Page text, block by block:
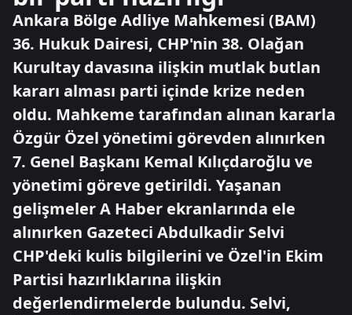
Ankara Bölge Adliye Mahkemesi (BAM)
36. Hukuk Dairesi, CHP'nin 38. Olağan
Kurultay davasına ilişkin mutlak butlan
kararı alması parti içinde krize neden
oldu. Mahkeme tarafından alınan kararla
Özgür Özel yönetimi görevden alınırken
7. Genel Başkanı Kemal Kılıçdaroğlu ve
yönetimi göreve getirildi. Yaşanan
gelişmeler A Haber ekranlarında ele
alınırken Gazeteci Abdulkadir Selvi
CHP'deki kulis bilgilerini ve Özel'in Ekim
Partisi hazırlıklarına ilişkin
değerlendirmelerde bulundu. Selvi,